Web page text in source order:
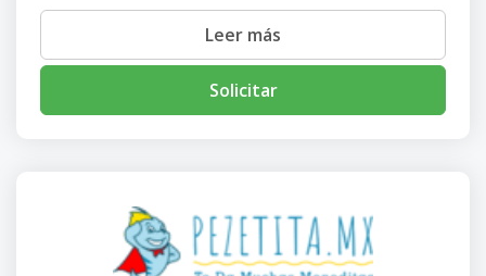
Leer más
Solicitar